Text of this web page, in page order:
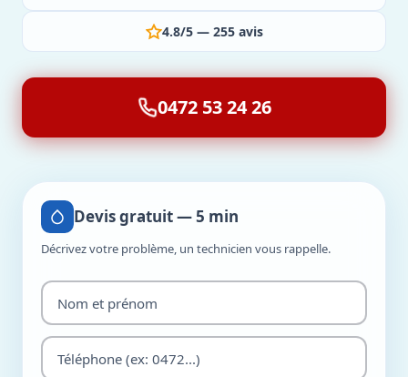
4.8/5 — 255 avis
0472 53 24 26
Devis gratuit — 5 min
Décrivez votre problème, un technicien vous rappelle.